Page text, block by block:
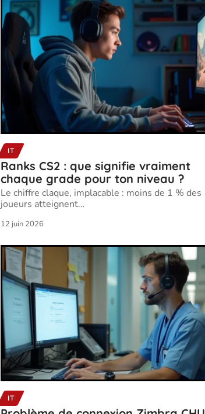
IT
Ranks CS2 : que signifie vraiment
chaque grade pour ton niveau ?
Le chiffre claque, implacable : moins de 1 % des
joueurs atteignent…
12 juin 2026
IT